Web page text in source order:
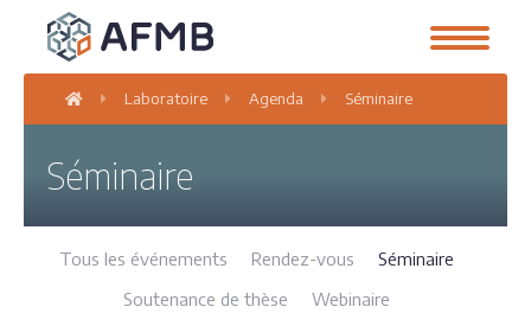
Laboratoire Agenda Séminaire
Séminaire
Tous les événements Rendez-vous
Séminaire
Soutenance de thèse
Webinaire